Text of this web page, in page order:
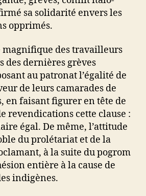
sa solidarité envers les
opprimés.
magnifique des travailleurs
des dernières grèves
au patronat l’égalité de
de leurs camarades de
en faisant figurer en tête de
revendications cette clause :
égal. De même, l’attitude
du prolétariat et de la
à la suite du pogrom
entière à la cause de
indigènes.